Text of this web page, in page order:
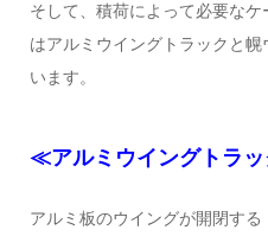
そして、積荷によって必要な
はアルミウイングトラックと
います。
≪アルミウイングトラッ
アルミ板のウイングが開閉する